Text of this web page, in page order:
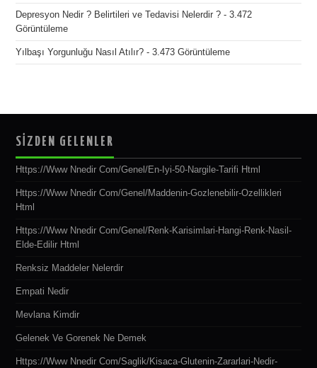
Depresyon Nedir ? Belirtileri ve Tedavisi Nelerdir ? - 3.472
Görüntüleme
Yılbaşı Yorgunluğu Nasıl Atılır? - 3.473 Görüntüleme
SİZDEN GELENLER
Https://www Nnedir Com/genel/en-Iyi-50-Nargile-Tarifi Html
Https://www Nnedir Com/genel/maddenin-Gozlenebilir-Ozellikleri
Html
Https://www Nnedir Com/genel/renk-Karisimlari-Hangi-Renk-Nasil-
Elde-Edilir Html
Renksiz Maddeler Nelerdir
Empati Nedir
Mevlana Kimdir
Gelenek Ve Gorenek Ne Demek
Https://www Nnedir Com/saglik/kisaca-Glutenin-Zararlari-Nedir-